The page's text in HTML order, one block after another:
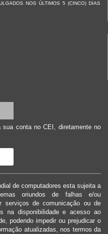
NOS ÚLTIMOS 5 (CINCO) DIAS
conta no CEI, diretamente no
de computadores esta sujeita a
oriundos de falhas e/ou
serviços de comunicação ou de
na disponibilidade e acesso ao
podendo impedir ou prejudicar o
atualizadas, nos termos da